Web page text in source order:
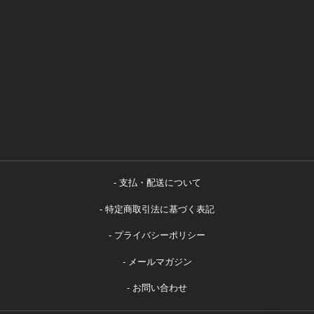
支払・配送について
特定商取引法に基づく表記
プライバシーポリシー
メールマガジン
お問い合わせ